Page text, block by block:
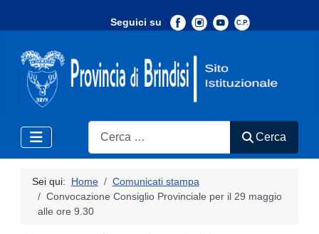
Seguici su
Search
Cerca
Sei qui: Home
Comunicati stampa
Convocazione Consiglio Provinciale per il 29 maggio
alle ore 9.30